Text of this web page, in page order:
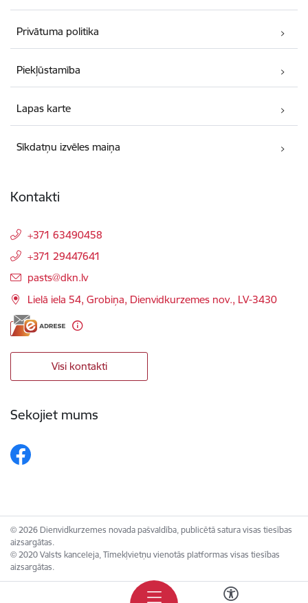
Privātuma politika
Piekļūstamība
Lapas karte
Sīkdatņu izvēles maiņa
Kontakti
+371 63490458
+371 29447641
E-pasts:
pasts@dkn.lv
Lielā iela 54, Grobiņa, Dienvidkurzemes nov., LV-3430
Visi kontakti
Sekojiet mums
© 2026 Dienvidkurzemes novada pašvaldība, publicētā satura visas tiesības
aizsargātas.
© 2020 Valsts kanceleja, Tīmekļvietņu vienotās platformas visas tiesības
aizsargātas.